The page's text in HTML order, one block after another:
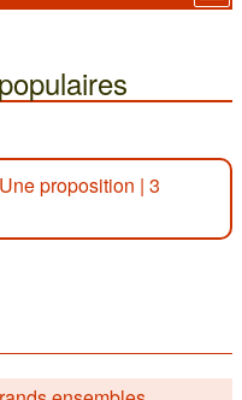
Une proposition | 3